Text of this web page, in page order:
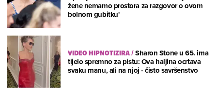
žene nemamo prostora za razgovor o ovom
bolnom gubitku'
VIDEO HIPNOTIZIRA/Sharon Stone u 65. ima
tijelo spremno za pistu: Ova haljina ocrtava
svaku manu, ali na njoj - čisto savršenstvo